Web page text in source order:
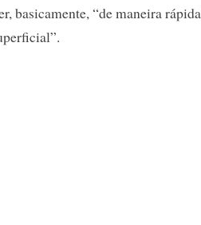
basicamente, “de maneira